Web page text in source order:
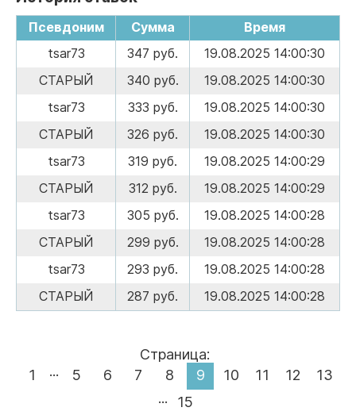
Псевдоним Сумма
Время
tsar73
347 руб.
19.08.2025 14:00:30
СТАРЫЙ
340 руб.
19.08.2025 14:00:30
tsar73
333 руб.
19.08.2025 14:00:30
СТАРЫЙ
326 руб.
19.08.2025 14:00:30
tsar73
319 руб.
19.08.2025 14:00:29
СТАРЫЙ
312 руб.
19.08.2025 14:00:29
tsar73
305 руб.
19.08.2025 14:00:28
СТАРЫЙ
299 руб.
19.08.2025 14:00:28
tsar73
293 руб.
19.08.2025 14:00:28
СТАРЫЙ
287 руб. 19.08.2025 14:00:28
Страница:
1
... 5 6 7 8 9 10 11 12
13
...
15